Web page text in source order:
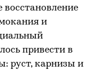
и
привести в
руст, карнизы и